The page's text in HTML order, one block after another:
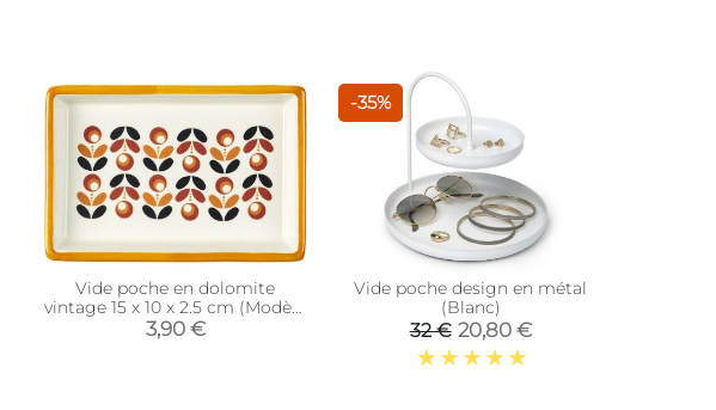
Vide poche en dolomite
vintage 15 x 10 x 2.5 cm (Modèle
3)
3,90 €
-35%
Vide poche design en métal
(Blanc)
32 € 20,80 €